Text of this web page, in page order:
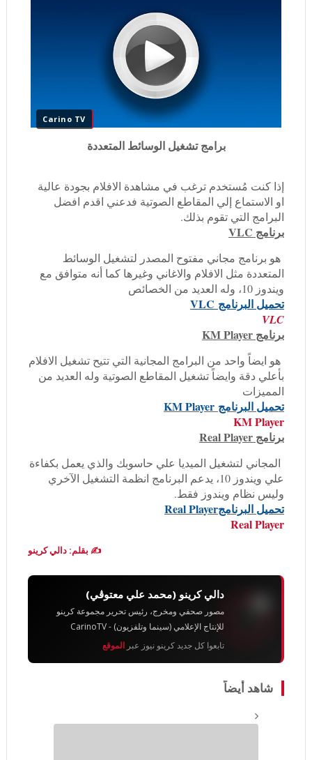
Carino TV
برامج تشغيل الوسائط المتعددة
إذا كنت مُستخدم ترغب في مشاهدة الافلام بجودة عالية
او الاستماع إلي المقاطع الصوتية فدعني اقدم افضل
البرامج التي تقوم بذلك.
برنامج VLC
هو برنامج مجاني مفتوح المصدر لتشغيل الوسائط
المتعددة مثل الافلام والاغاني وغيرها كما أنه متوافق مع
ويندوز 10، وله العديد من الخصائص
تحميل البرنامج VLC
VLC
برنامج KM Player
هو ايضاً واحد من البرامج المجانية التي تتيح تشغيل الافلام
بأعلي دقة وايضاً تشغيل المقاطع الصوتية وله العديد من
المميزات
تحميل البرنامج KM Player
KM Player
برنامج Real Player
المجاني لتشغيل الميديا علي حاسوبك والذي يعمل بكفاءة
علي ويندوز 10، يدعم البرنامج انظمة التشغيل الآخري
وليس نظام ويندوز فقط.
تحميل البرنامجReal Player
Real Player
✍️ بقلم: دالي كرينو
دالي كرينو (محمد علي معتوڨي)
مصور صحفي ومخرج، رئيس تحرير مجموعة كرينو
للإنتاج الإعلامي (سينما وتلفزيون) - CarinoTV
تابعوا كل جديد كرينو نيوز عبر الموقع
شاهد أيضاً